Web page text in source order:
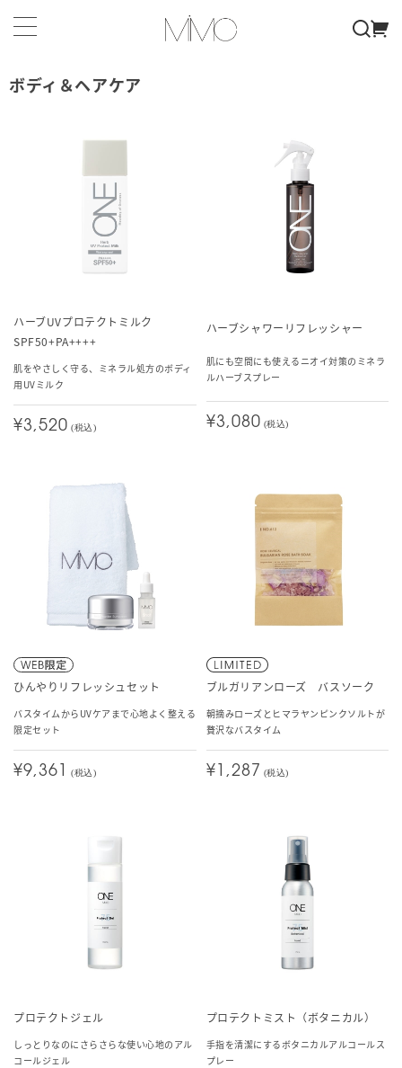
ボディ＆ヘアケア
ハーブUVプロテクトミルク
SPF50+PA++++
肌をやさしく守る、ミネラル処方のボディ
用UVミルク
¥3,520 (税込)
ハーブシャワーリフレッシャー
肌にも空間にも使えるニオイ対策のミネラ
ルハーブスプレー
¥3,080 (税込)
ひんやりリフレッシュセット
バスタイムからUVケアまで心地よく整える
限定セット
¥9,361 (税込)
ブルガリアンローズ バスソーク
朝摘みローズとヒマラヤンピンクソルトが
贅沢なバスタイム
¥1,287 (税込)
プロテクトジェル
しっとりなのにさらさらな使い心地のアル
コールジェル
プロテクトミスト（ボタニカル）
手指を清潔にするボタニカルアルコールス
プレー